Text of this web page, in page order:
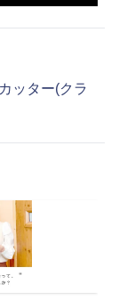
ッター(クラ